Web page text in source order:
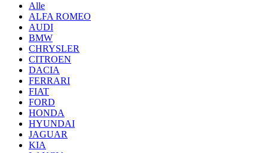
Alle
ALFA ROMEO
AUDI
BMW
CHRYSLER
CITROEN
DACIA
FERRARI
FIAT
FORD
HONDA
HYUNDAI
JAGUAR
KIA